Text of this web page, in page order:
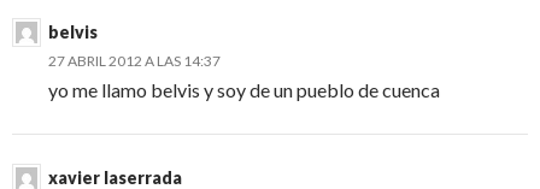
belvis
27 ABRIL 2012 A LAS 14:37
yo me llamo belvis y soy de un pueblo de cuenca
xavier laserrada